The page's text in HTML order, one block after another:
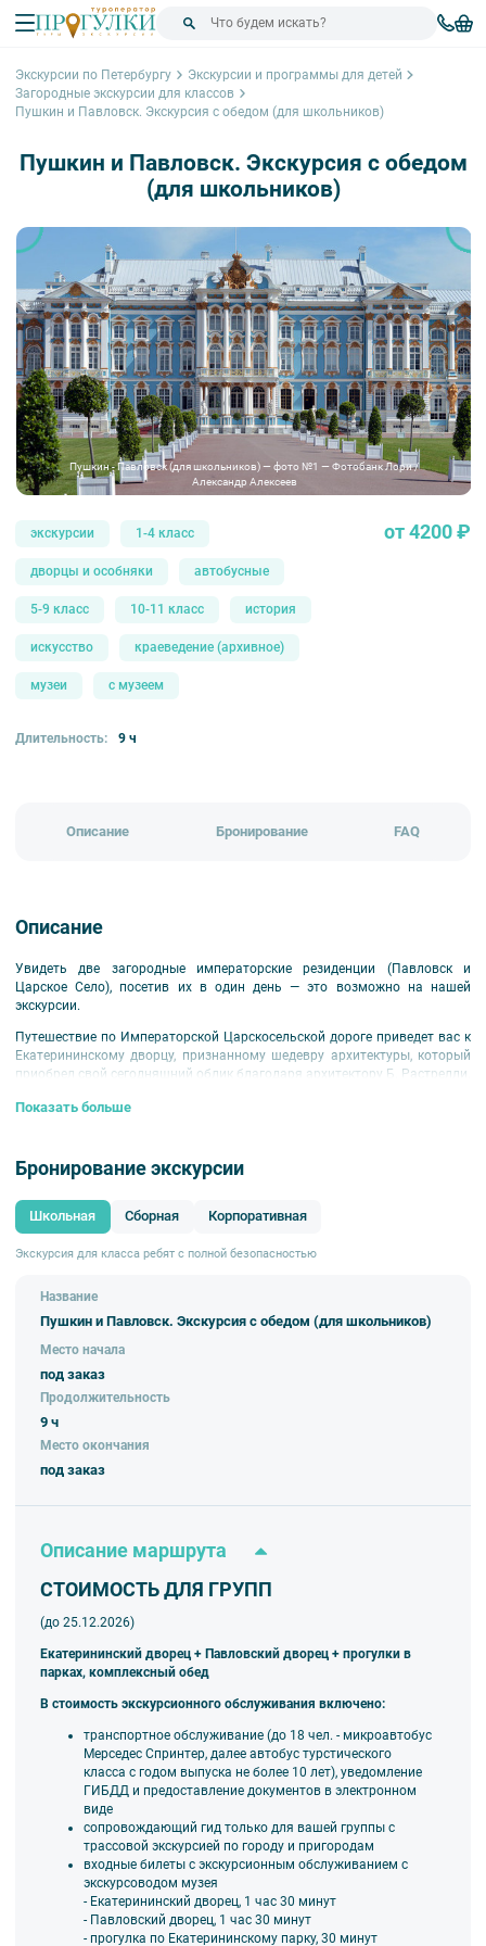
Экскурсии по Петербургу
Экскурсии и программы для детей
Загородные экскурсии для классов
Пушкин и Павловск. Экскурсия с обедом (для школьников)
Пушкин и Павловск. Экскурсия с обедом
(для школьников)
Пушкин - Павловск (для школьников) — фото №1 — Фотобанк Лори /
Александр Алексеев
экскурсии 1-4 класс
дворцы и особняки автобусные
5-9 класс 10-11 класс история
искусство краеведение (архивное)
музеи с музеем
от 4200 ₽
Длительность: 9 ч
Описание Бронирование FAQ
Описание
Увидеть две загородные императорские резиденции (Павловск и
Царское Село), посетив их в один день — это возможно на нашей
экскурсии.
Путешествие по Императорской Царскосельской дороге приведет вас к
Екатерининскому дворцу, признанному шедевру архитектуры, который
приобрел свой сегодняшний облик благодаря архитектору Б. Растрелли.
Екатерининском парке.
изменились архитектурные тенденции в концу 18 века, когда на смену
барокко пришел классицизм.
Резиденция в Павловске создавалась выдающимися зодчими,
живописцами и скульпторами второй половины XVIII века. Дворец
Павла I демонстрирует архитектурный стиль классицизма с
пейзажами.
Показать больше
Бронирование экскурсии
Школьная Сборная Корпоративная
Экскурсия для класса ребят с полной безопасностью
Название
Пушкин и Павловск. Экскурсия с обедом (для школьников)
Место начала
под заказ
Продолжительность
9 ч
Место окончания
под заказ
Описание маршрута
СТОИМОСТЬ ДЛЯ ГРУПП
(до 25.12.2026)
Екатерининский дворец + Павловский дворец + прогулки в
парках, комплексный обед
В стоимость экскурсионного обслуживания включено:
транспортное обслуживание (до 18 чел. - микроавтобус
Мерседес Спринтер, далее автобус турстического
класса с годом выпуска не более 10 лет), уведомление
ГИБДД и предоставление документов в электронном
виде
сопровождающий гид только для вашей группы с
трассовой экскурсией по городу и пригородам
входные билеты с экскурсионным обслуживанием с
экскурсоводом музея
- Екатерининский дворец, 1 час 30 минут
- Павловский дворец, 1 час 30 минут
- прогулка по Екатерининскому парку, 30 минут